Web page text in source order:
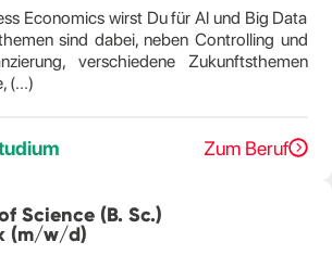
Economics wirst Du für Al und Big Data
sind dabei, neben Controlling und
verschiedene Zukunftsthemen
(...)
Zum Beruf
Science (B. Sc.)
(m/w/d)